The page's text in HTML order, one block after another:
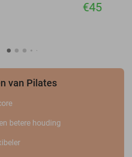
€45
van Pilates
betere houding